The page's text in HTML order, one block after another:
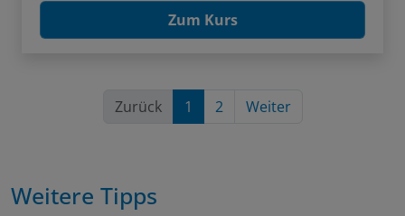
Zum Kurs
Zurück 1 2 Weiter
Weitere Tipps